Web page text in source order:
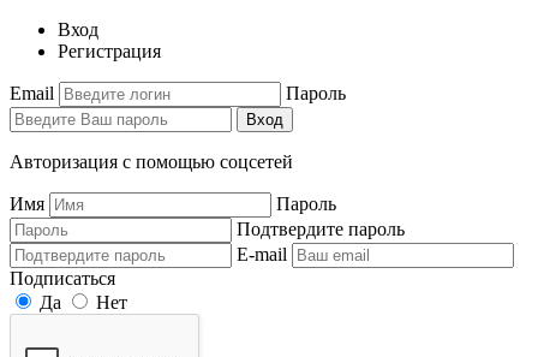
Вход
Регистрация
Email Пароль
Вход
Авторизация с помощью соцсетей
Имя
Пароль
Подтвердите пароль
E-mail
Подписаться
Да
Нет